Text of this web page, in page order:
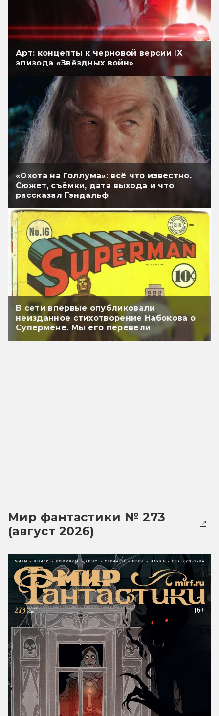
Арт: концепты к черновой версии IX
эпизода «Звёздных войн»
«Охота на Голлума»: всё что известно.
Сюжет, съёмки, дата выхода и что
рассказал Гэндальф
В сети впервые опубликовали
неизданное стихотворение Набокова о
Супермене. Мы его перевели
Мир фантастики № 273
(август 2026)